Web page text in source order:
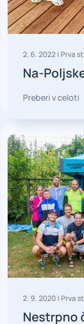
2. 6. 2022 | Prva
Na-
Preberi v celoti
2. 9. 2020 | Prva
Nestrpno